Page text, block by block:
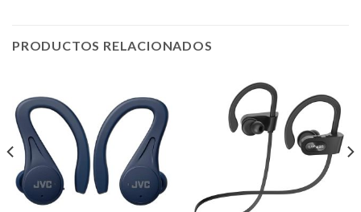
PRODUCTOS RELACIONADOS